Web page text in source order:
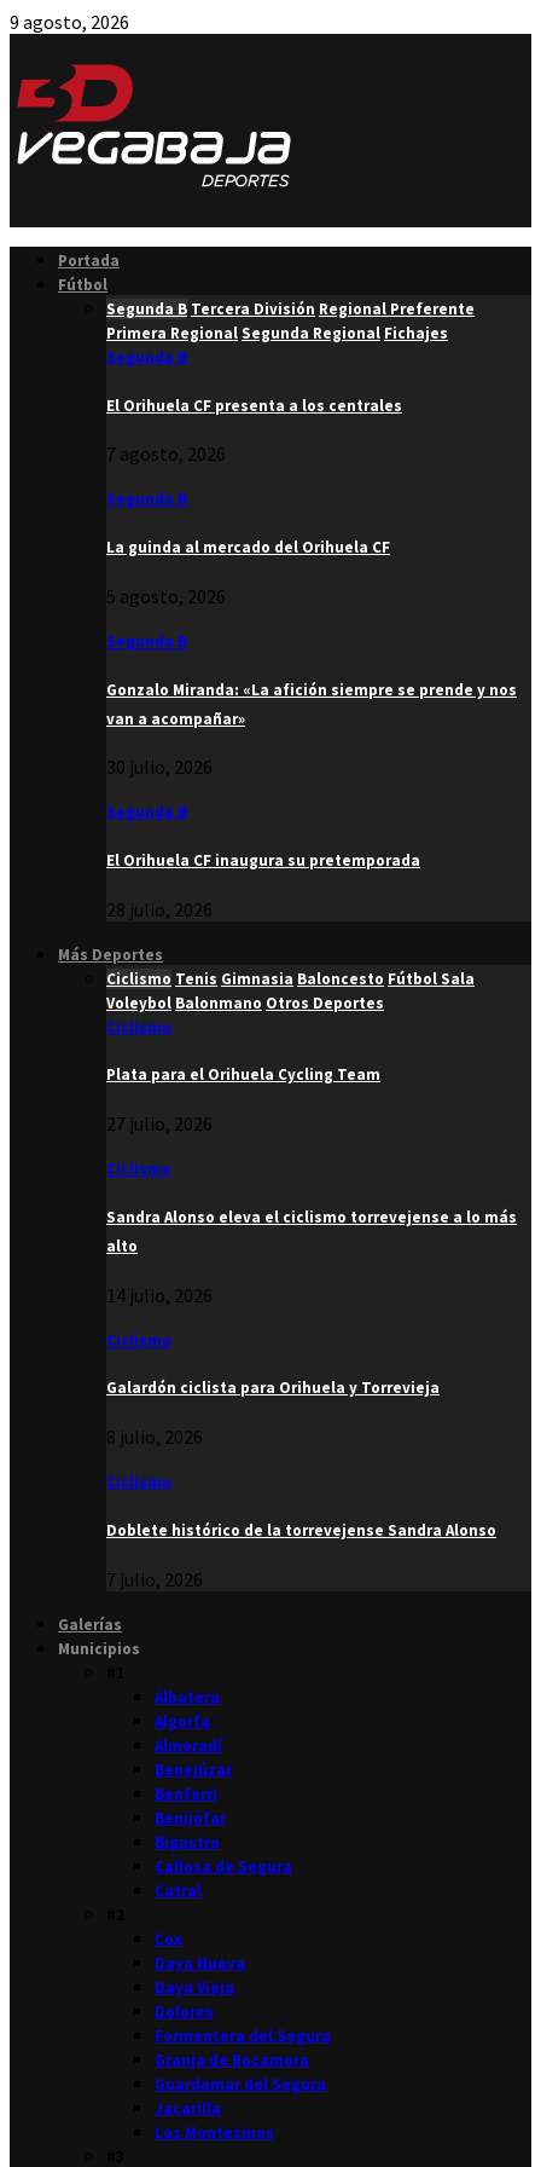
9 agosto, 2026
Portada
Fútbol
Segunda B Tercera División Regional Preferente
Primera RegionalSegunda Regional Fichajes
Segunda B
El Orihuela CF presenta a los centrales
7 agosto, 2026
Segunda B
La guinda al mercado del Orihuela CF
5 agosto, 2026
Segunda B
Gonzalo Miranda: «La afición siempre se prende y nos
van a acompañar»
30 julio, 2026
Segunda B
El Orihuela CF inaugura su pretemporada
28 julio, 2026
Más Deportes
Ciclismo Tenis Gimnasia Baloncesto Fútbol Sala
Voleybol Balonmano Otros Deportes
Ciclismo
Plata para el Orihuela Cycling Team
27 julio, 2026
Ciclismo
Sandra Alonso eleva el ciclismo torrevejense a lo más
alto
14 julio, 2026
Ciclismo
Galardón ciclista para Orihuela y Torrevieja
8 julio, 2026
Ciclismo
Doblete histórico de la torrevejense Sandra Alonso
7 julio, 2026
Galerías
Municipios
Albatera
Algorfa
Almoradí
Benejúzar
Benferri
Benijófar
Bigastro
Callosa de Segura
Catral
Cox
Daya Nueva
Daya Vieja
Dolores
Formentera del Segura
Granja de Rocamora
Guardamar del Segura
Jacarilla
Los Montesinos